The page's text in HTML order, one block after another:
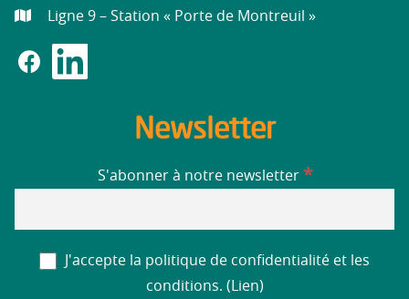
Ligne 9 – Station « Porte de Montreuil »
Newsletter
S'abonner à notre newsletter *
J'accepte la politique de confidentialité et les
conditions. ( Lien)